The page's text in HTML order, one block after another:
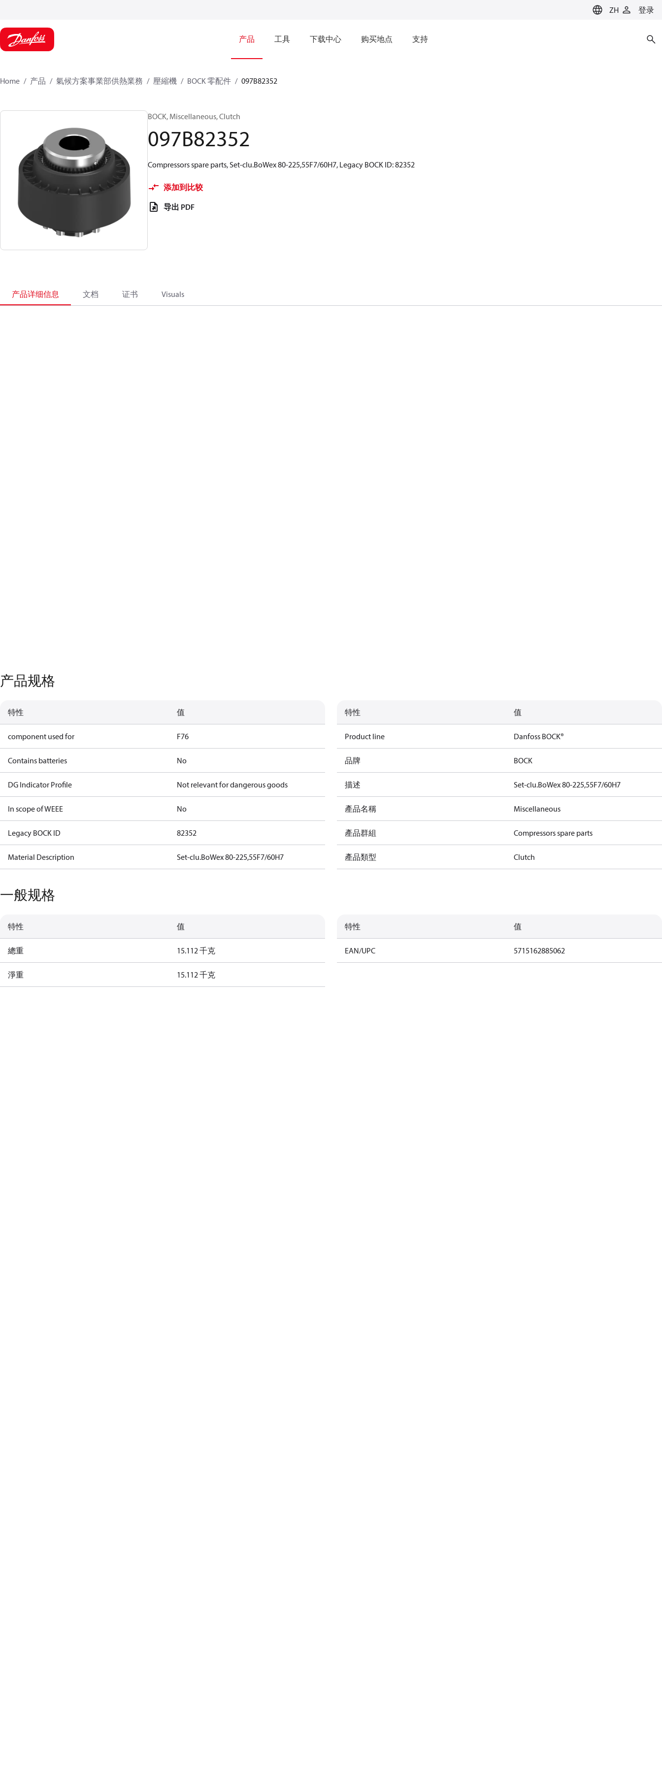
ZH 登录
产品 工具 下载中心 购买地点 支持
Home 产品 氣候方案事業部供熱業務 壓縮機 BOCK 零配件 097B82352
BOCK, Miscellaneous, Clutch
097B82352
Compressors spare parts, Set-clu.BoWex 80-225,55F7/60H7, Legacy BOCK ID: 82352
添加到比较
导出 PDF
产品详细信息 文档 证书 Visuals
产品规格
特性 值
component used for F76
Contains batteries No
DG Indicator Profile Not relevant for dangerous goods
In scope of WEEE No
Legacy BOCK ID 82352
Material Description Set-clu.BoWex 80-225,55F7/60H7
特性 值
Product line Danfoss BOCK®
品牌 BOCK
描述 Set-clu.BoWex 80-225,55F7/60H7
產品名稱 Miscellaneous
產品群組 Compressors spare parts
產品類型 Clutch
一般规格
特性 值
總重 15.112 千克
淨重 15.112 千克
特性 值
EAN/UPC 5715162885062